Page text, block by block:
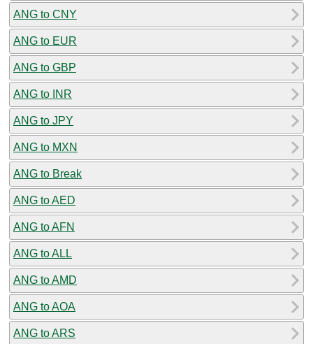
ANG to CNY
ANG to EUR
ANG to GBP
ANG to INR
ANG to JPY
ANG to MXN
ANG to Break
ANG to AED
ANG to AFN
ANG to ALL
ANG to AMD
ANG to AOA
ANG to ARS